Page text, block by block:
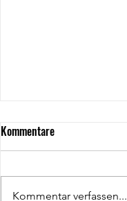
Kommentare
Kommentar verfassen...